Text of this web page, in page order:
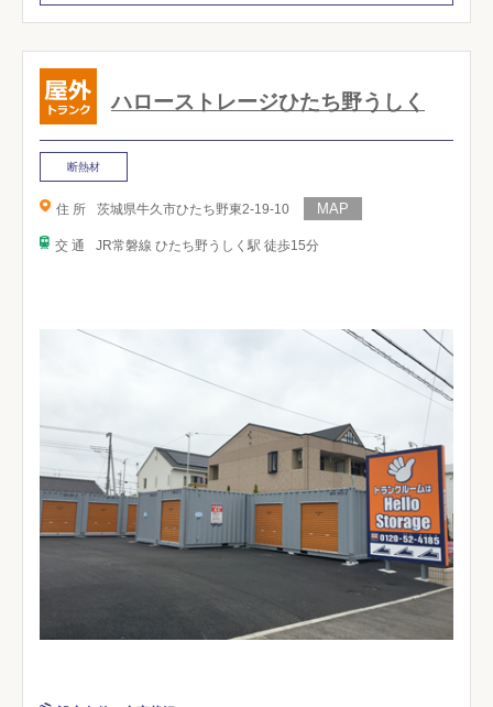
ハローストレージひたち野うしく
断熱材
住 所 茨城県牛久市ひたち野東2-19-10
交 通 JR常磐線 ひたち野うしく駅 徒歩15分